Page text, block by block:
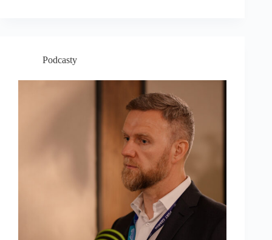
Podcasty